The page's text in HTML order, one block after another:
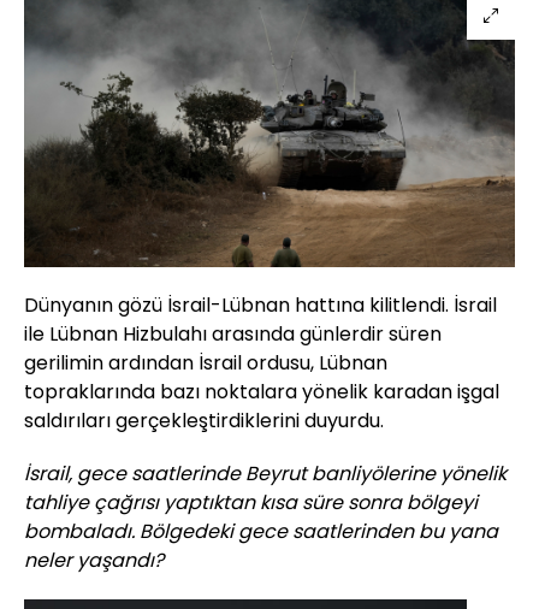
Dünyanın gözü İsrail-Lübnan hattına kilitlendi. İsrail
ile Lübnan Hizbulahı arasında günlerdir süren
gerilimin ardından İsrail ordusu, Lübnan
topraklarında bazı noktalara yönelik karadan işgal
saldırıları gerçekleştirdiklerini duyurdu.
İsrail, gece saatlerinde Beyrut banliyölerine yönelik
tahliye çağrısı yaptıktan kısa süre sonra bölgeyi
bombaladı. Bölgedeki gece saatlerinden bu yana
neler yaşandı?